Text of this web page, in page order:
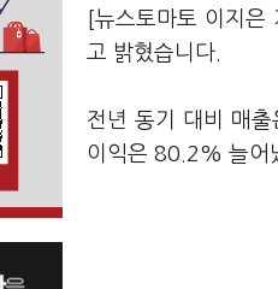
[뉴스토마토 이지은
고 밝혔습니다.
전년 동기 대비 매
이익은 80.2% 늘어